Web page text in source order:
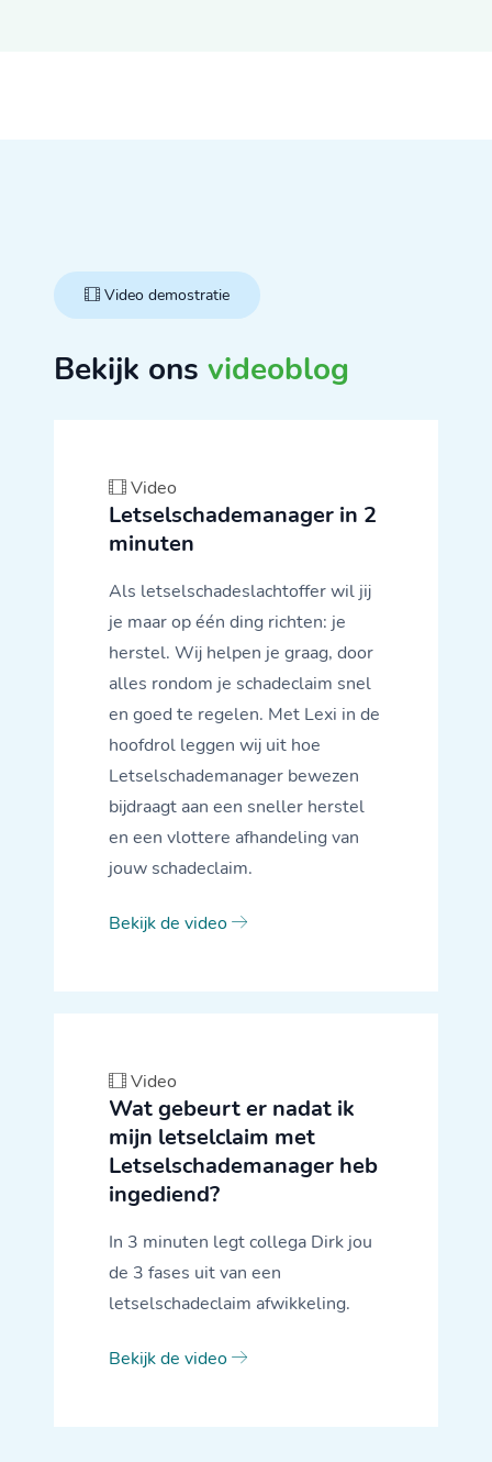
Video demostratie
Bekijk onsvideoblog
Video
Letselschademanager in 2
minuten
Als letselschadeslachtoffer wil jij
je maar op één ding richten: je
herstel. Wij helpen je graag, door
alles rondom je schadeclaim snel
en goed te regelen. Met Lexi in de
hoofdrol leggen wij uit hoe
Letselschademanager bewezen
bijdraagt aan een sneller herstel
en een vlottere afhandeling van
jouw schadeclaim.
Bekijk de video
Video
Wat gebeurt er nadat ik
mijn letselclaim met
Letselschademanager heb
ingediend?
In 3 minuten legt collega Dirk jou
de 3 fases uit van een
letselschadeclaim afwikkeling.
Bekijk de video